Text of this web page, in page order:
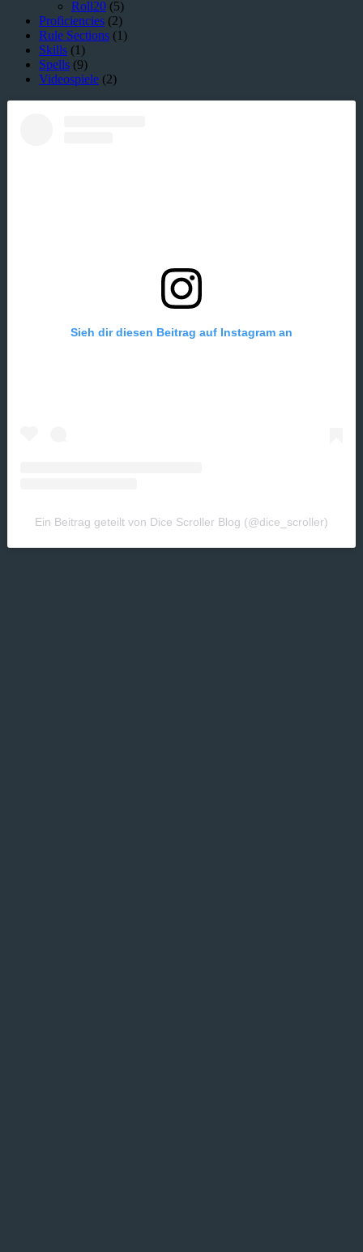
Roll20 (5)
Proficiencies (2)
Rule Sections (1)
Skills (1)
Spells (9)
Videospiele (2)
Sieh dir diesen Beitrag auf Instagram an
Ein Beitrag geteilt von Dice Scroller Blog (@dice_scroller)